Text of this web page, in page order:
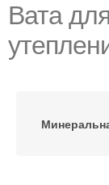
Вата